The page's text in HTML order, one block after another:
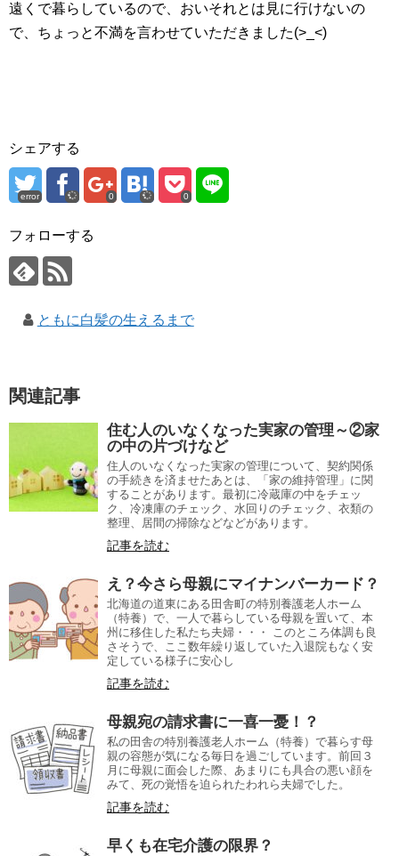
遠くで暮らしているので、おいそれとは見に行けないの
で、ちょっと不満を言わせていただきました(>_<)
シェアする
error 0 0
フォローする
ともに白髪の生えるまで
関連記事
住む人のいなくなった実家の管理～②家
の中の片づけなど
住人のいなくなった実家の管理について、契約関係
の手続きを済ませたあとは、「家の維持管理」に関
することがあります。最初に冷蔵庫の中をチェッ
ク、冷凍庫のチェック、水回りのチェック、衣類の
整理、居間の掃除などなどがあります。
記事を読む
え？今さら母親にマイナンバーカード？
北海道の道東にある田舎町の特別養護老人ホーム
（特養）で、一人で暮らしている母親を置いて、本
州に移住した私たち夫婦・・・ このところ体調も良
さそうで、ここ数年繰り返していた入退院もなく安
定している様子に安心し
記事を読む
母親宛の請求書に一喜一憂！？
私の田舎の特別養護老人ホーム（特養）で暮らす母
親の容態が気になる毎日を過ごしています。前回３
月に母親に面会した際、あまりにも具合の悪い顔を
みて、死の覚悟を迫られたわれら夫婦でした。
記事を読む
早くも在宅介護の限界？